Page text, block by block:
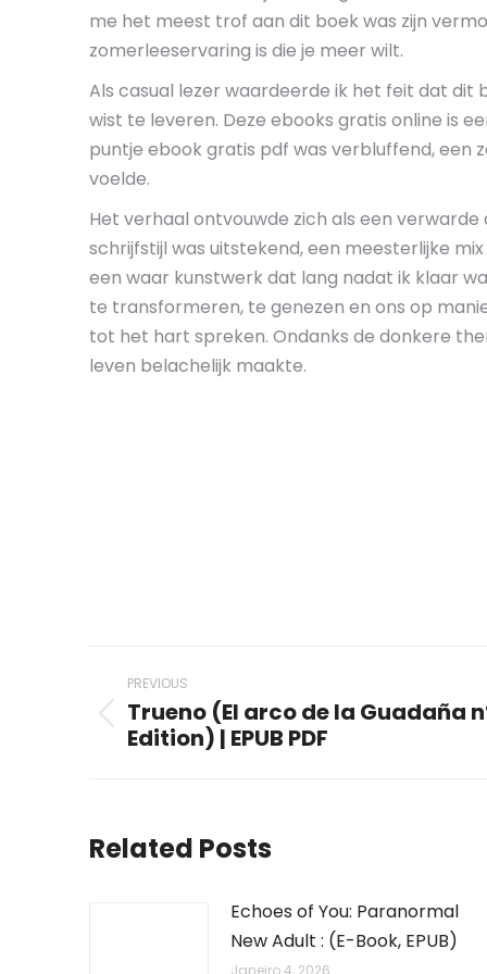
me het meest trof aan dit boek was zijn
zomerleeservaring is die je meer wilt.
Als casual lezer waardeerde ik het feit dat
wist te leveren. Deze ebooks gratis online is
puntje ebook gratis pdf was verbluffend, een
voelde.
Het verhaal ontvouwde zich als een
schrijfstijl was uitstekend, een meesterlijke
een waar kunstwerk dat lang nadat ik klaar
te transformeren, te genezen en ons op
tot het hart spreken. Ondanks de donkere
leven belachelijk maakte.
Post
navigation
PREVIOUS
Previous
Trueno (El arco de la Guadaña
Edition) | EPUB PDF
Related Posts
Echoes of You: Paranormal
New Adult : (E-Book, EPUB)
Janeiro 4, 2026